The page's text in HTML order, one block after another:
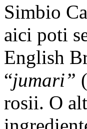
Simbio
aici poti
English
“jumari”
rosii. O